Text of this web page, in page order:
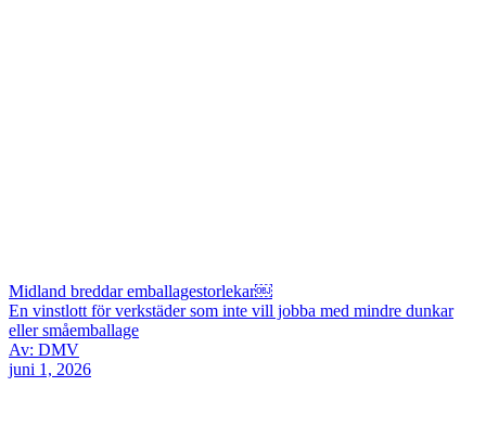
Midland breddar emballagestorlekar￼
En vinstlott för verkstäder som inte vill jobba med mindre dunkar
eller småemballage
Av: DMV
juni 1, 2026